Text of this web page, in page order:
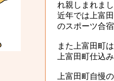
れ親しまれまし
近年では上富
のスポーツ合
また上富田町
上富田町仕込
上富田町自慢